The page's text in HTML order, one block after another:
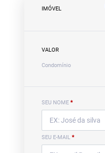
IMÓVEL
VALOR
Condomínio
SEU NOME *
SEU E-MAIL *